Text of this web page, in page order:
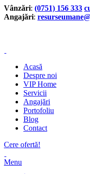
Vânzări: (0751) 156 333
Angajări:
Acasă
Despre noi
VIP Home
Servicii
Angajări
Portofoliu
Blog
Contact
Cere ofertă!
Menu